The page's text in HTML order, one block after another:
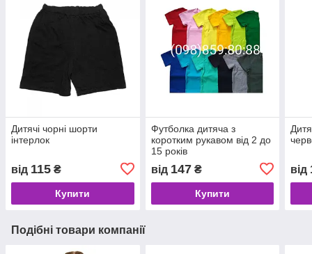
Дитячі чорні шорти
інтерлок
від 115 ₴
Купити
Футболка дитяча з
коротким рукавом від 2 до
15 років
від 147₴
Купити
від
Подібні товари компанії